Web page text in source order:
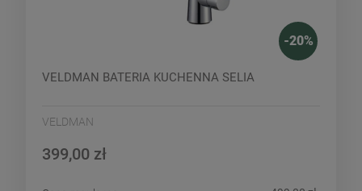
-20%
VELDMAN BATERIA KUCHENNA SELIA
VELDMAN
399,00 zł